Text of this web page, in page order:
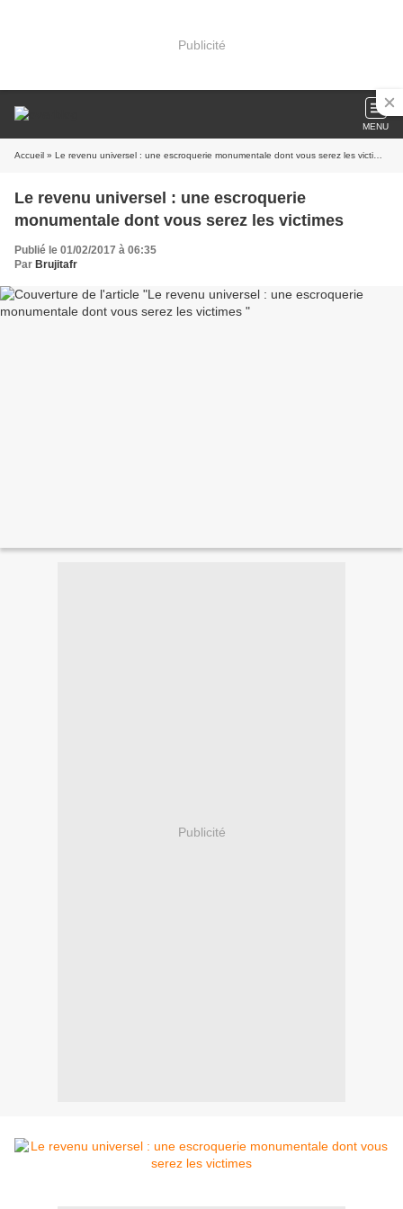
Publicité
MENU
Accueil » Le revenu universel : une escroquerie monumentale dont vous serez les victimes
Le revenu universel : une escroquerie
monumentale dont vous serez les victimes
Publié le 01/02/2017 à 06:35
Par Brujitafr
Publicité